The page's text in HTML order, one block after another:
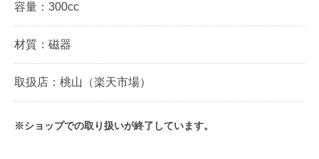
容量：300cc
材質：磁器
取扱店：桃山（楽天市場）
※ショップでの取り扱いが終了しています。